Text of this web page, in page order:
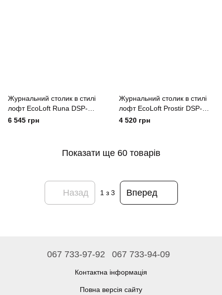
Журнальний столик в стилі
лофт EcoLoft Runa DSP-
1081
6 545 грн
Журнальний столик в стилі
лофт EcoLoft Prostir DSP-
1078
4 520 грн
Показати ще 60 товарів
Назад 1 з 3 Вперед
067 733-97-92 067 733-94-09
Контактна інформація
Повна версія сайту